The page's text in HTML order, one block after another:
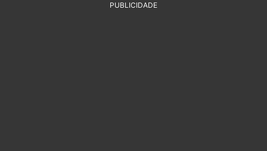
PUBLICIDADE